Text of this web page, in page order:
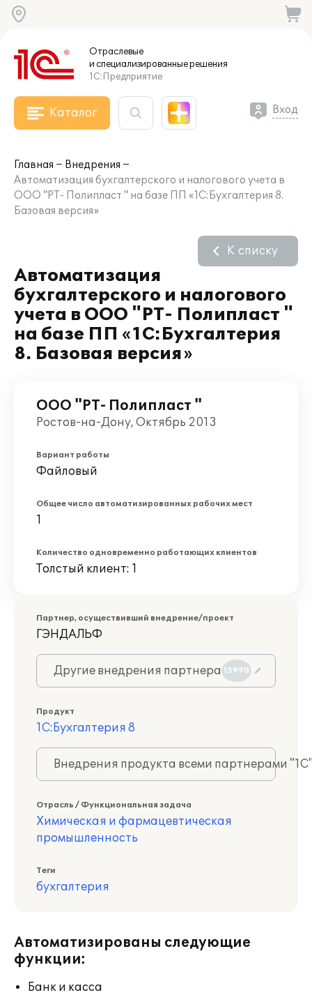
Отраслевые
и специализированныерешения
1С:Предприятие
Каталог Вход
Главная
Внедрения
Автоматизация бухгалтерского и налогового учета в
ООО "РТ- Полипласт " на базе ПП «1С:Бухгалтерия 8.
Базовая версия»
Автоматизация
бухгалтерского и налогового
учета в ООО "РТ- Полипласт "
на базе ПП «1С:Бухгалтерия
8. Базовая версия»
К списку
ООО "РТ- Полипласт "
Ростов-на-Дону, Октябрь 2013
Вариант работы
Файловый
Общее число автоматизированных рабочих мест
1
Количество одновременно работающих клиентов
Толстый клиент: 1
Партнер, осуществивший внедрение/проект
ГЭНДАЛЬФ
Другие внедрения партнера 15990
Продукт
1С:Бухгалтерия 8
Внедрения продукта всеми партнерами
Отрасль / Функциональная задача
Химическая и фармацевтическая
промышленность
Теги
бухгалтерия
Автоматизированы следующие
функции:
Банк и касса